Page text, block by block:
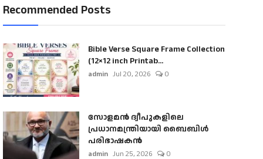
Recommended Posts
Bible Verse Square Frame Collection
(12×12 inch Printab...
admin Jul 20, 2026 0
സോളമൻ ദ്വീപുകളിലെ
പ്രധാനമന്ത്രിയായി ബൈബിൾ
പരിഭാഷകൻ
admin Jun 25, 2026 0